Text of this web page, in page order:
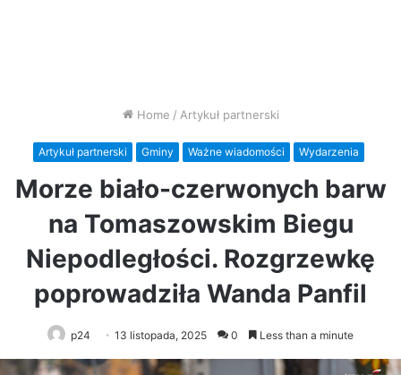
Home / Artykuł partnerski
Artykuł partnerski Gminy Ważne wiadomości Wydarzenia
Morze biało-czerwonych barw
na Tomaszowskim Biegu
Niepodległości. Rozgrzewkę
poprowadziła Wanda Panfil
p24 13 listopada, 2025 0 Less than a minute